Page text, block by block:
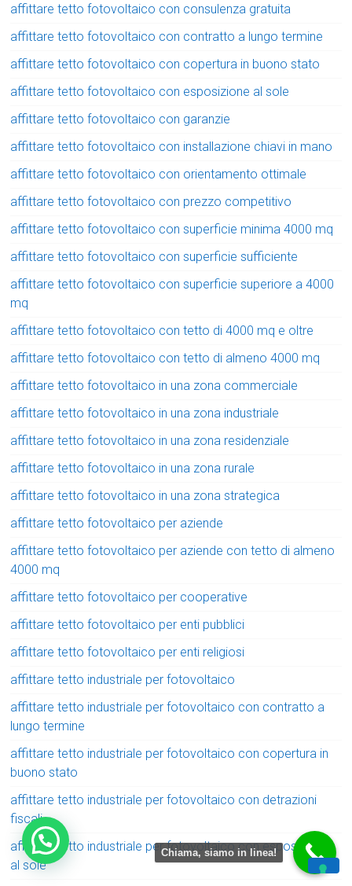
affittare tetto fotovoltaico con consulenza gratuita
affittare tetto fotovoltaico con contratto a lungo termine
affittare tetto fotovoltaico con copertura in buono stato
affittare tetto fotovoltaico con esposizione al sole
affittare tetto fotovoltaico con garanzie
affittare tetto fotovoltaico con installazione chiavi in mano
affittare tetto fotovoltaico con orientamento ottimale
affittare tetto fotovoltaico con prezzo competitivo
affittare tetto fotovoltaico con superficie minima 4000 mq
affittare tetto fotovoltaico con superficie sufficiente
affittare tetto fotovoltaico con superficie superiore a 4000
mq
affittare tetto fotovoltaico con tetto di 4000 mq e oltre
affittare tetto fotovoltaico con tetto di almeno 4000 mq
affittare tetto fotovoltaico in una zona commerciale
affittare tetto fotovoltaico in una zona industriale
affittare tetto fotovoltaico in una zona residenziale
affittare tetto fotovoltaico in una zona rurale
affittare tetto fotovoltaico in una zona strategica
affittare tetto fotovoltaico per aziende
affittare tetto fotovoltaico per aziende con tetto di almeno
4000 mq
affittare tetto fotovoltaico per cooperative
affittare tetto fotovoltaico per enti pubblici
affittare tetto fotovoltaico per enti religiosi
affittare tetto industriale per fotovoltaico
affittare tetto industriale per fotovoltaico con contratto a
lungo termine
affittare tetto industriale per fotovoltaico con copertura in
buono stato
affittare tetto industriale per fotovoltaico con detrazioni
fiscali
affittare tetto industriale per fotovoltaico con esposizione
al sole
Chiama, siamo in linea!